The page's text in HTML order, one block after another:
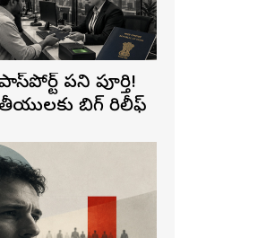
పని పూర్తి!
బిగ్ రిలీఫ్